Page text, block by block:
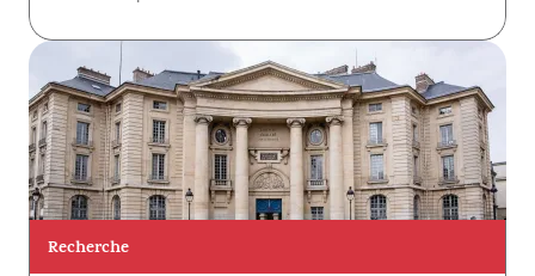
Recherche